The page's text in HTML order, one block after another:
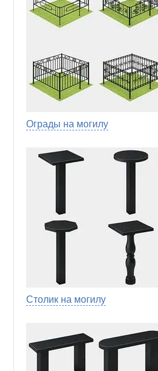
Ограды на могилу
Столик на могилу